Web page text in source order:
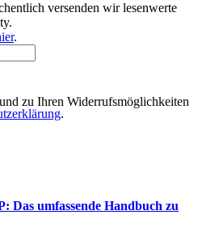
versenden wir lesenwerte
.
zu Ihren Widerrufsmöglichkeiten
.
Das umfassende Handbuch zu